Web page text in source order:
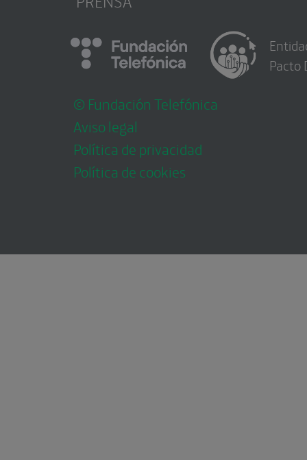
© Fundación Telefónica
Aviso legal
Política de privacidad
Política de cookies
Pacto